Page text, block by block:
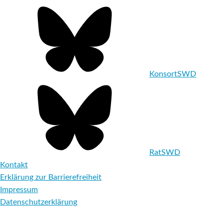
KonsortSWD
RatSWD
Kontakt
Erklärung zur Barrierefreiheit
Impressum
Datenschutzerklärung